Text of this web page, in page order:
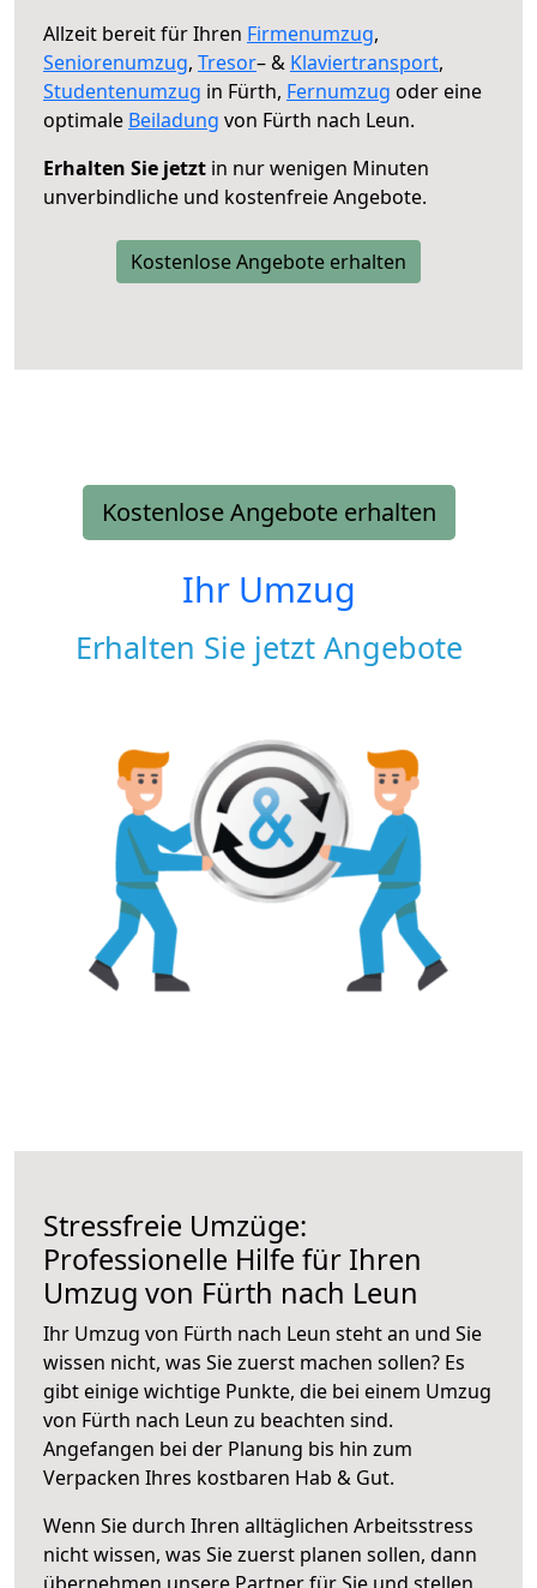
Allzeit bereit für Ihren Firmenumzug,
Seniorenumzug, Tresor– & Klaviertransport,
Studentenumzug in Fürth, Fernumzug oder eine
optimale Beiladung von Fürth nach Leun.
Erhalten Sie jetzt in nur wenigen Minuten
unverbindliche und kostenfreie Angebote.
Kostenlose Angebote erhalten
Kostenlose Angebote erhalten
Ihr Umzug
Erhalten Sie jetzt Angebote
Stressfreie Umzüge:
Professionelle Hilfe für Ihren
Umzug von Fürth nach Leun
Ihr Umzug von Fürth nach Leun steht an und Sie
wissen nicht, was Sie zuerst machen sollen? Es
gibt einige wichtige Punkte, die bei einem Umzug
von Fürth nach Leun zu beachten sind.
Angefangen bei der Planung bis hin zum
Verpacken Ihres kostbaren Hab & Gut.
Wenn Sie durch Ihren alltäglichen Arbeitsstress
nicht wissen, was Sie zuerst planen sollen, dann